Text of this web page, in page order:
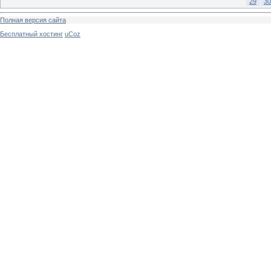
Полная версия сайта
Бесплатный хостинг uCoz